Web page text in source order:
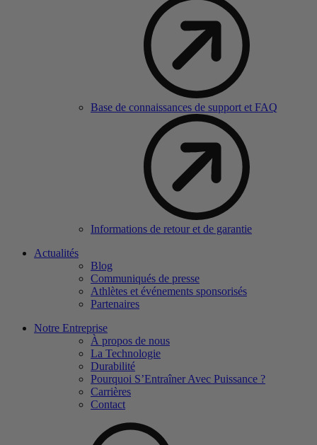
Base de connaissances de support et FAQ
Informations de retour et de garantie
Actualités
Blog
Communiqués de presse
Athlètes et événements sponsorisés
Partenaires
Notre Entreprise
À propos de nous
La Technologie
Durabilité
Pourquoi S’Entraîner Avec Puissance ?
Carrières
Contact